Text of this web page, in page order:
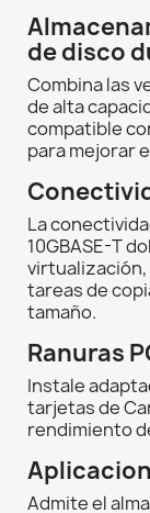
de disco
Combina las
de alta
compatible
para mejorar
La
10GBASE-T
virtualización,
tareas de
tamaño.
Ranuras
Instale
tarjetas de
rendimiento
Admite el